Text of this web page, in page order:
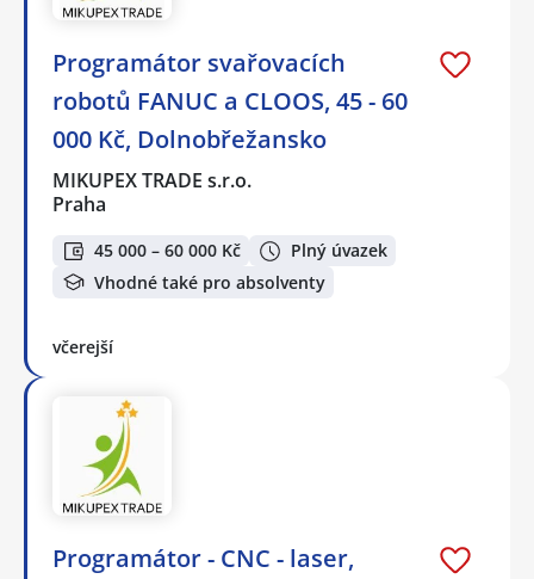
Programátor svařovacích
robotů FANUC a CLOOS, 45 - 60
000 Kč, Dolnobřežansko
MIKUPEX TRADE s.r.o.
Praha
45 000 – 60 000 Kč
Plný úvazek
Vhodné také pro absolventy
včerejší
Programátor - CNC - laser,